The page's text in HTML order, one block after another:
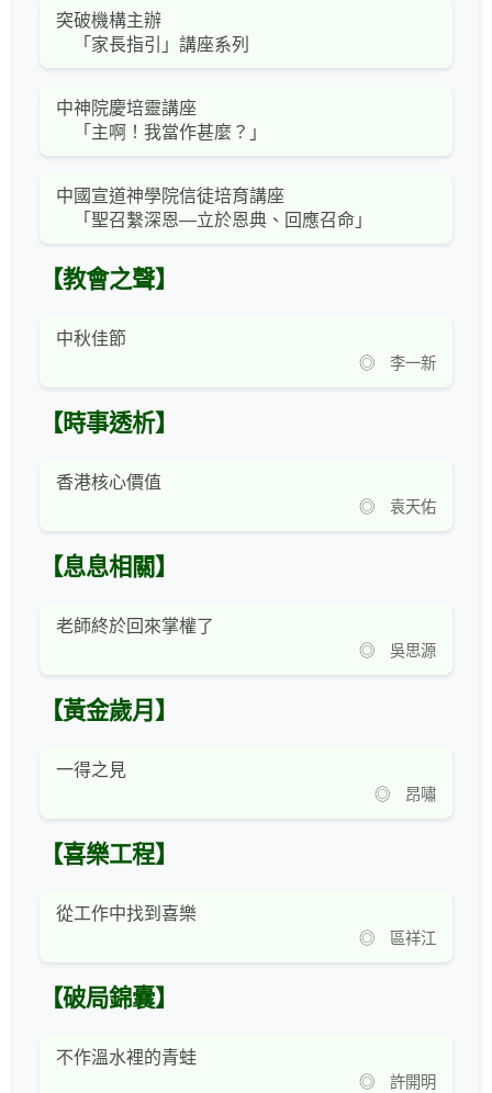
突破機構主辦
「家長指引」講座系列
中神院慶培靈講座
「主啊！我當作甚麼？」
中國宣道神學院信徒培育講座
「聖召繫深恩—立於恩典、回應召命」
【教會之聲】
中秋佳節
◎ 李一新
【時事透析】
香港核心價值
◎ 袁天佑
【息息相關】
老師終於回來掌權了
◎ 吳思源
【黃金歲月】
一得之見
◎ 昂嘯
【喜樂工程】
從工作中找到喜樂
◎ 區祥江
【破局錦囊】
不作溫水裡的青蛙
◎ 許開明